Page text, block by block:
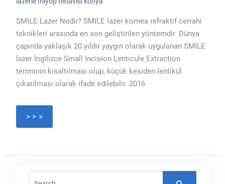
SMILE Lazer Nedir? SMILE lazer kornea refraktif cerrahi
teknikleri arasında en son geliştirilen yöntemdir. Dünya
çapında yaklaşık 20 yıldır yaygın olarak uygulanan SMILE
lazer İngilizce Small Incision Lenticule Extraction
teriminin kısaltılması olup, küçük kesiden lentikül
çıkarılması olarak ifade edilebilir. 2016
> >